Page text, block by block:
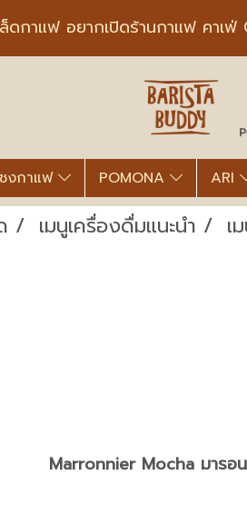
าแฟ อยากเปิดร้านกาแฟ คาเฟ่
งกาแฟ POMONA ARI
เมนูเครื่องดื่มแนะนำ เ
Marronnier Mocha มารอ